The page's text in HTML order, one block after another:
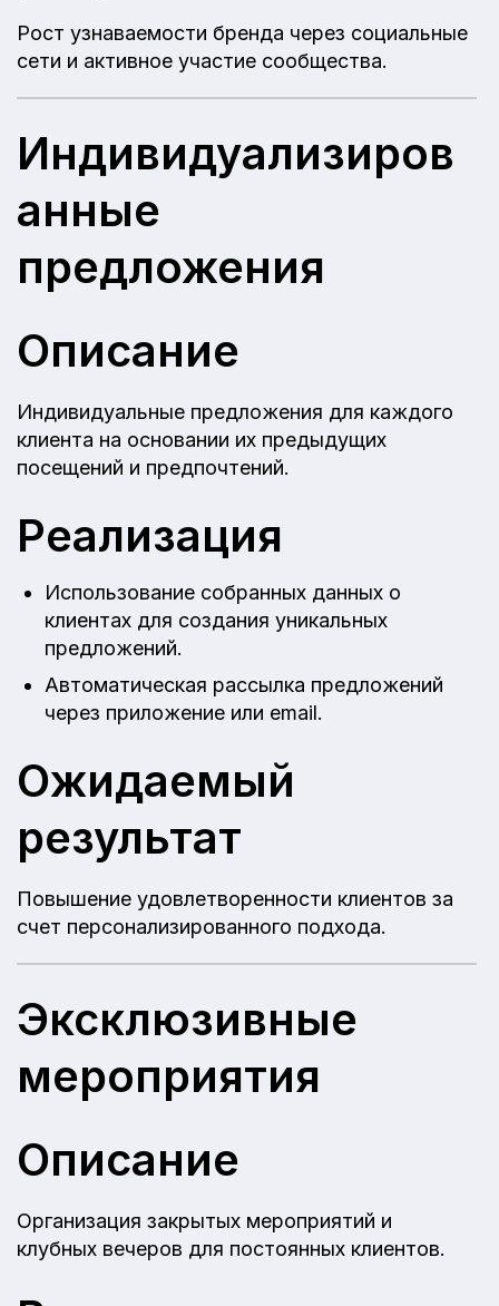
Рост узнаваемости бренда через социальные
сети и активное участие сообщества.
Индивидуализиров
анные
предложения
Описание
Индивидуальные предложения для каждого
клиента на основании их предыдущих
посещений и предпочтений.
Реализация
Использование собранных данных о
клиентах для создания уникальных
предложений.
Автоматическая рассылка предложений
через приложение или email.
Ожидаемый
результат
Повышение удовлетворенности клиентов за
счет персонализированного подхода.
Эксклюзивные
мероприятия
Описание
Организация закрытых мероприятий и
клубных вечеров для постоянных клиентов.